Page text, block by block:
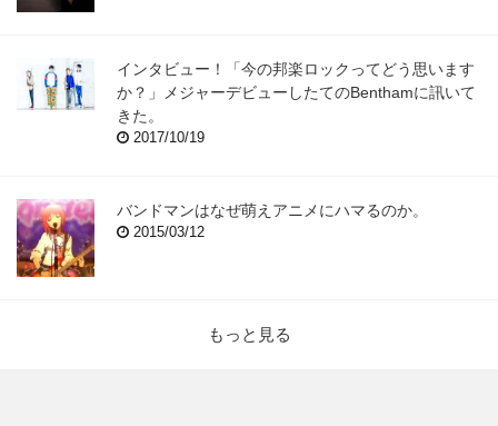
インタビュー！「今の邦楽ロックってどう思います
か？」メジャーデビューしたてのBenthamに訊いて
きた。
2017/10/19
バンドマンはなぜ萌えアニメにハマるのか。
2015/03/12
もっと見る